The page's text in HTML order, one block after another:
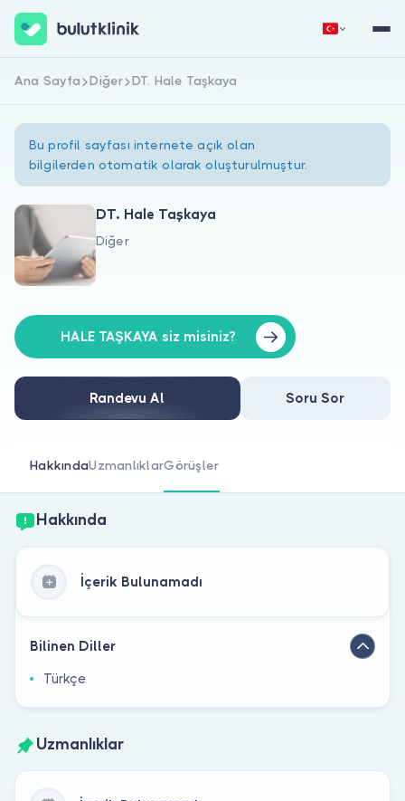
Hakkımızda
Doktorlar için
Doktor musunuz?
Hemen Kaydol
Ana Sayfa Diğer DT. Hale Taşkaya
Bu profil sayfası internete açık olan
bilgilerden otomatik olarak oluşturulmuştur.
DT. Hale Taşkaya
Diğer
HALE TAŞKAYA siz misiniz?
Randevu Al Soru Sor
HakkındaUzmanlıklarGörüşler
Hakkında
İçerik Bulunamadı
Bilinen Diller
Türkçe
Uzmanlıklar